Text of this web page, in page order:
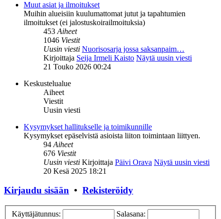
Muut asiat ja ilmoitukset
Muihin alueisiin kuulumattomat jutut ja tapahtumien
ilmoitukset (ei jalostuskoirailmoituksia)
453Aiheet
1046 Viestit
Uusin viesti Nuorisosarja jossa saksanpaim…
Kirjoittaja Seija Irmeli Kaisto Näytä uusin viesti
21 Touko 2026 00:24
Keskustelualue
Aiheet
Viestit
Uusin viesti
Kysymykset hallitukselle ja toimikunnille
Kysymykset epäselvistä asioista liiton toimintaan liittyen.
94Aiheet
676 Viestit
Uusin viesti Kirjoittaja Päivi Orava Näytä uusin viesti
20 Kesä 2025 18:21
Kirjaudu sisään • Rekisteröidy
Käyttäjätunnus: Salasana: